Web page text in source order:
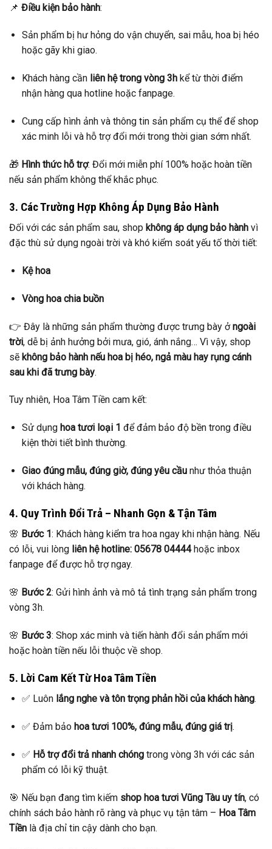
📌 Điều kiện bảo hành:
Sản phẩm bị hư hỏng do vận chuyển, sai mẫu, hoa bị héo
hoặc gãy khi giao.
Khách hàng cần liên hệ trong vòng 3hkể từ thời điểm
nhận hàng qua hotline hoặc fanpage.
Cung cấp hình ảnh và thông tin sản phẩm cụ thể để shop
xác minh lỗi và hỗ trợ đổi mới trong thời gian sớm nhất.
🎁 Hình thức hỗ trợ: Đổi mới miễn phí 100% hoặc hoàn tiền
nếu sản phẩm không thể khắc phục.
3. Các Trường Hợp Không Áp Dụng Bảo Hành
Đối với các sản phẩm sau, shop không áp dụng bảo hành vì
đặc thù sử dụng ngoài trời và khó kiểm soát yếu tố thời tiết:
Kệ hoa
Vòng hoa chia buồn
👉 Đây là những sản phẩm thường được trưng bày ởngoài
trời, dễ bị ảnh hưởng bởi mưa, gió, ánh nắng… Vì vậy, shop
sẽ không bảo hành nếu hoa bị héo, ngả màu hay rụng cánh
sau khi đã trưng bày.
Tuy nhiên, Hoa Tâm Tiền cam kết:
Sử dụng hoa tươi loại 1 để đảm bảo độ bền trong điều
kiện thời tiết bình thường.
Giao đúng mẫu, đúng giờ, đúng yêu cầunhư thỏa thuận
với khách hàng.
4. Quy Trình Đổi Trả – Nhanh Gọn & Tận Tâm
🌸 Bước 1 : Khách hàng kiểm tra hoa ngay khi nhận hàng. Nếu
có lỗi, vui lòng liên hệ hotline: 05678 04444hoặc inbox
fanpage để được hỗ trợ ngay.
🌸 Bước 2: Gửi hình ảnh và mô tả tình trạng sản phẩm trong
vòng 3h.
🌸 Bước 3: Shop xác minh và tiến hành đổi sản phẩm mới
hoặc hoàn tiền nếu lỗi thuộc về shop.
5. Lời Cam Kết Từ Hoa Tâm Tiền
✅ Luôn lắng nghe và tôn trọng phản hồi của khách hàng.
✅ Đảm bảo hoa tươi 100%, đúng mẫu, đúng giá trị.
✅ Hỗ trợ đổi trả nhanh chóngtrong vòng 3h với các sản
phẩm có lỗi kỹ thuật.
🎯 Nếu bạn đang tìm kiếm shop hoa tươi Vũng Tàu uy tín, có
chính sách bảo hành rõ ràng và phục vụ tận tâm – Hoa Tâm
Tiền là địa chỉ tin cậy dành cho bạn.